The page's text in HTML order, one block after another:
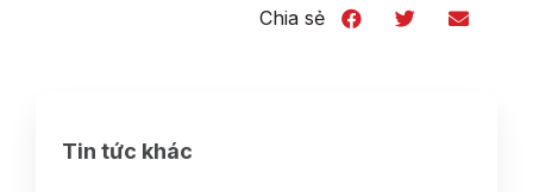
Chia sẻ
Tin tức khác